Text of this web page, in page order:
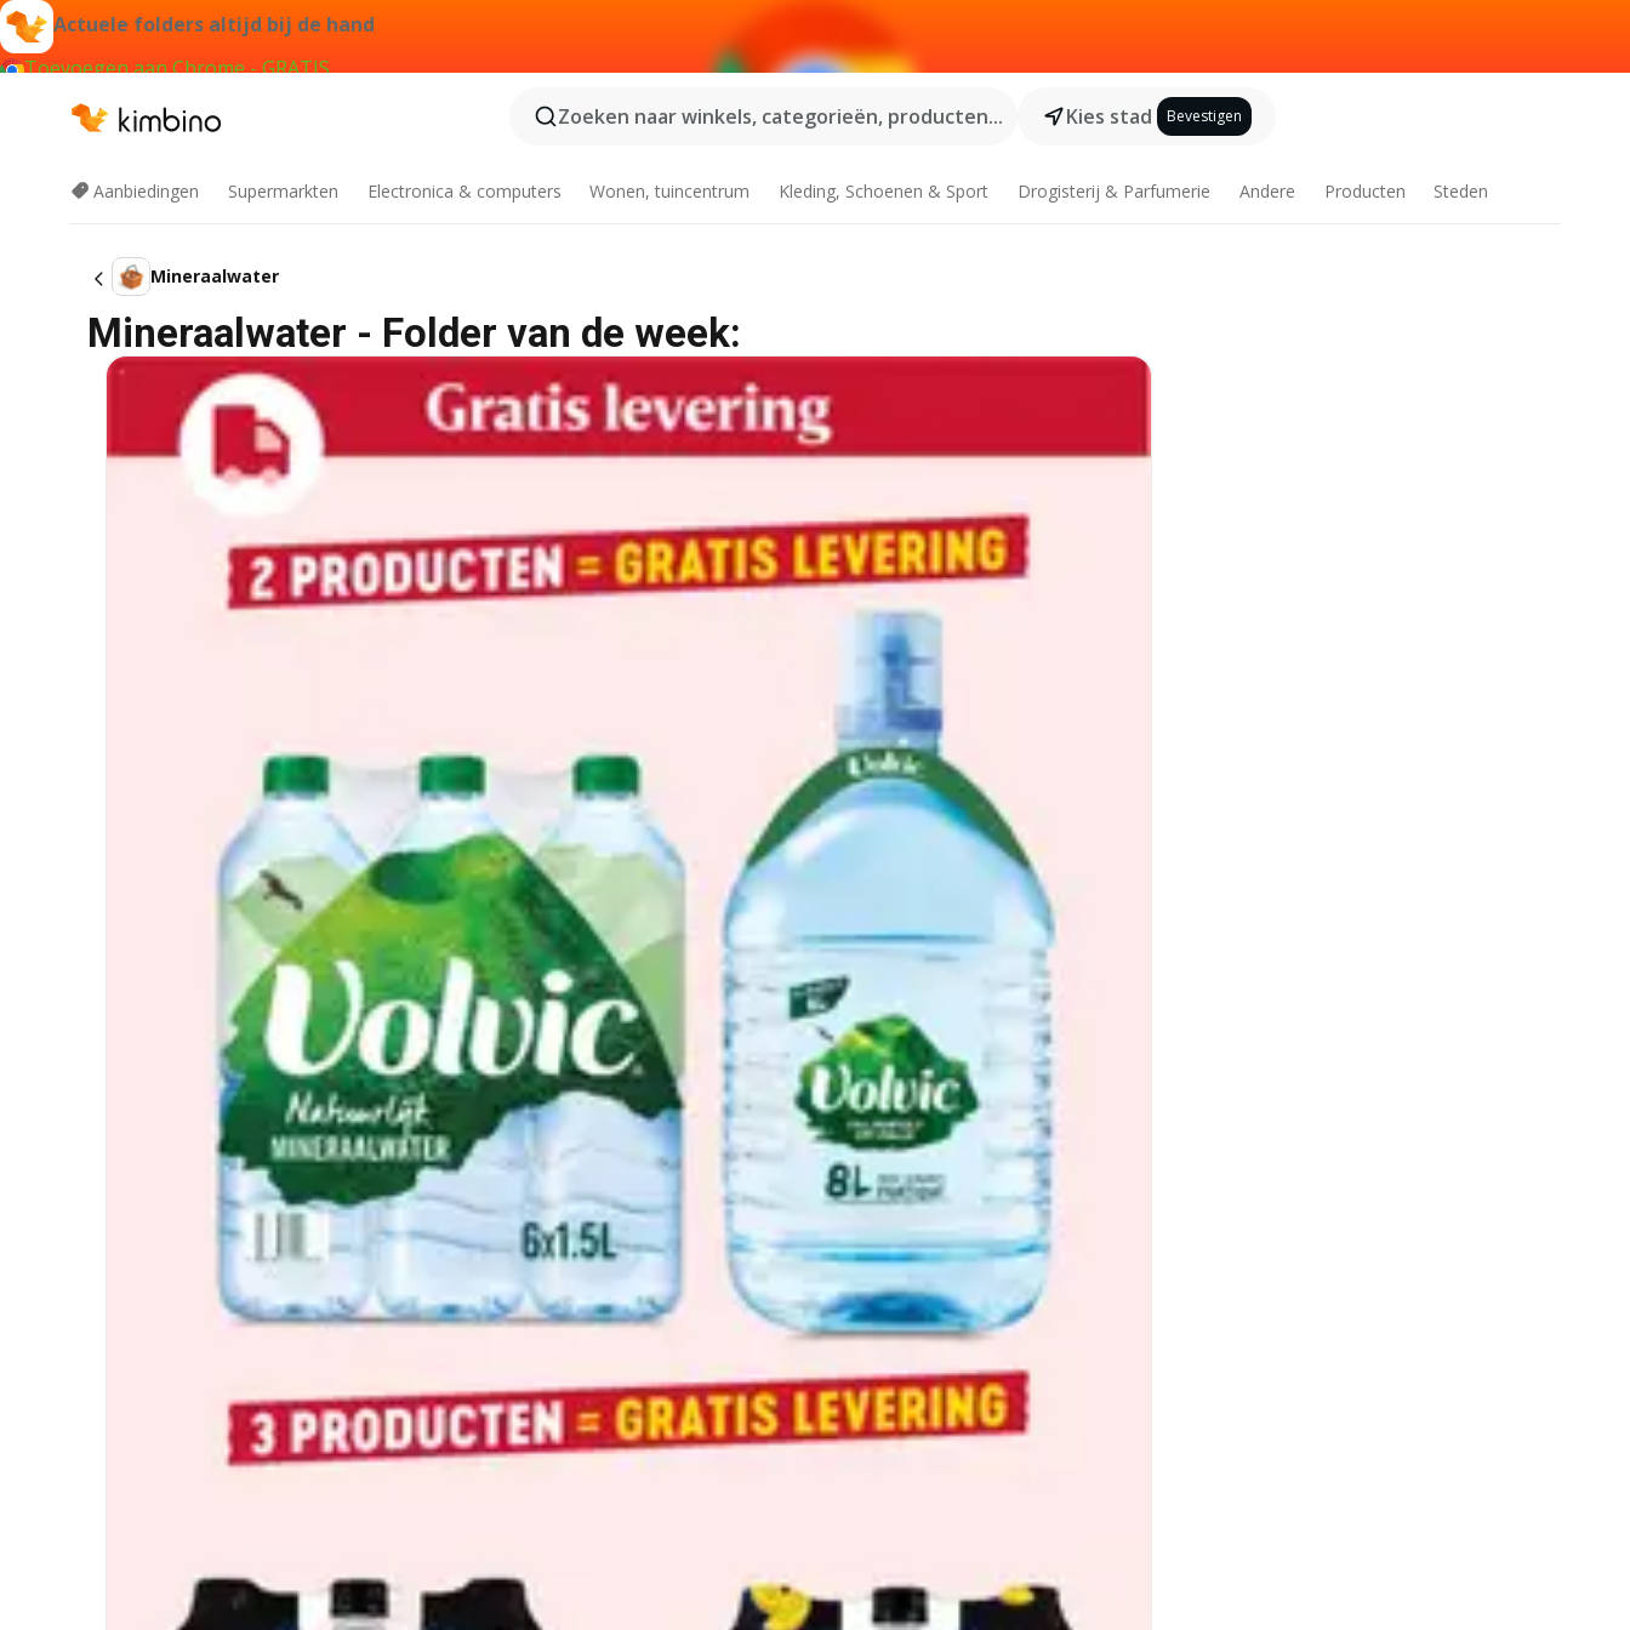
Actuele folders altijd bij de hand
Toevoegen aan Chrome - GRATIS
Zoeken naar winkels, categorieën, producten...
Kies stad Bevestigen
Aanbiedingen Supermarkten Electronica & computers Wonen, tuincentrum Kleding, Schoenen & Sport Drogisterij & Parfumerie Andere Producten Steden
Mineraalwater
Mineraalwater - Folder van de week: